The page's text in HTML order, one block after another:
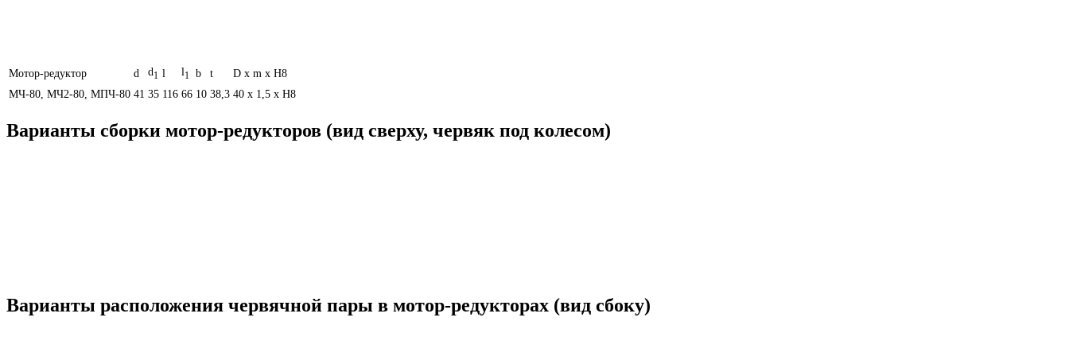
Мотор-редуктор d d1 l l1 b t
D х m х H8
МЧ-80, МЧ2-80, МПЧ-80 41 35 116 66 10 38,3 40 х 1,5 х H8
Варианты сборки мотор-редукторов (вид сверху, червяк под колесом)
Варианты расположения червячной пары в мотор-редукторах (вид сбоку)